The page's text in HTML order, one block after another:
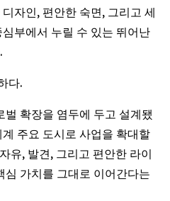
자인, 편안한 숙면, 그리고 세
부에서 누릴 수 있는 뛰어난
다.
확장을 염두에 두고 설계됐
주요 도시로 사업을 확대할
유, 발견, 그리고 편안한 라이
심 가치를 그대로 이어간다는